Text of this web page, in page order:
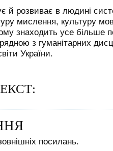
й розвиває в людині
мислення, культуру
знаходить усе більше
з гуманітарних
України.
посилань.